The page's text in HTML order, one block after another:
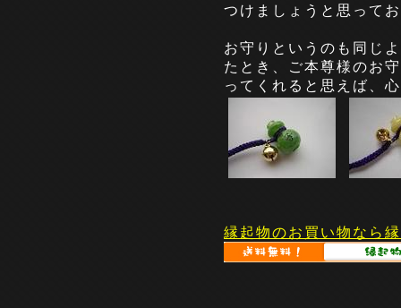
つけましょうと思って
お守りというのも同じ
たとき、ご本尊様のお
ってくれると思えば、
縁起物のお買い物なら